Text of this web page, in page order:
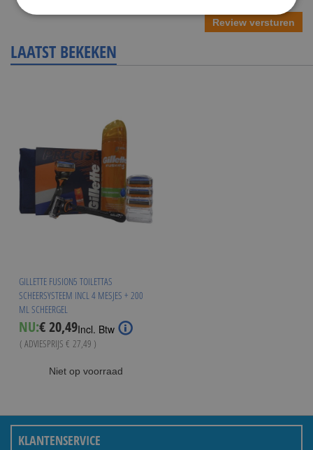
Review versturen
LAATST BEKEKEN
GILLETTE FUSION5 TOILETTAS
SCHEERSYSTEEM INCL 4 MESJES + 200
ML SCHEERGEL
NU:Special
Price
€ 20,49Incl. Btw
( ADVIESPRIJS € 27,49 )
Niet op voorraad
KLANTENSERVICE